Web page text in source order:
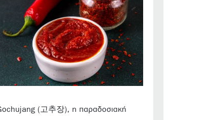
(고추장), η παραδοσιακή